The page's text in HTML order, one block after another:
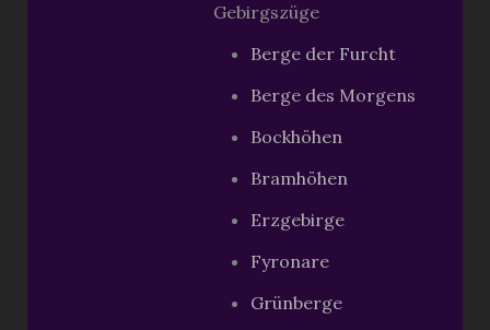
Gebirgszüge
Berge der Furcht
Berge des Morgens
Bockhöhen
Bramhöhen
Erzgebirge
Fyronare
Grünberge